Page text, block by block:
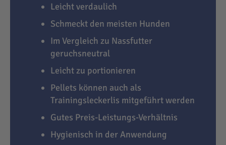
Leicht verdaulich
Schmeckt den meisten Hunden
Im Vergleich zu Nassfutter
geruchsneutral
Leicht zu portionieren
Pellets können auch als
Trainingsleckerlis mitgeführt werden
Gutes Preis-Leistungs-Verhältnis
Hygienisch in der Anwendung